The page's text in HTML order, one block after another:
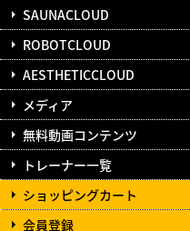
SAUNACLOUD
ROBOTCLOUD
AESTHETICCLOUD
メディア
無料動画コンテンツ
トレーナー一覧
ショッピングカート
会員登録